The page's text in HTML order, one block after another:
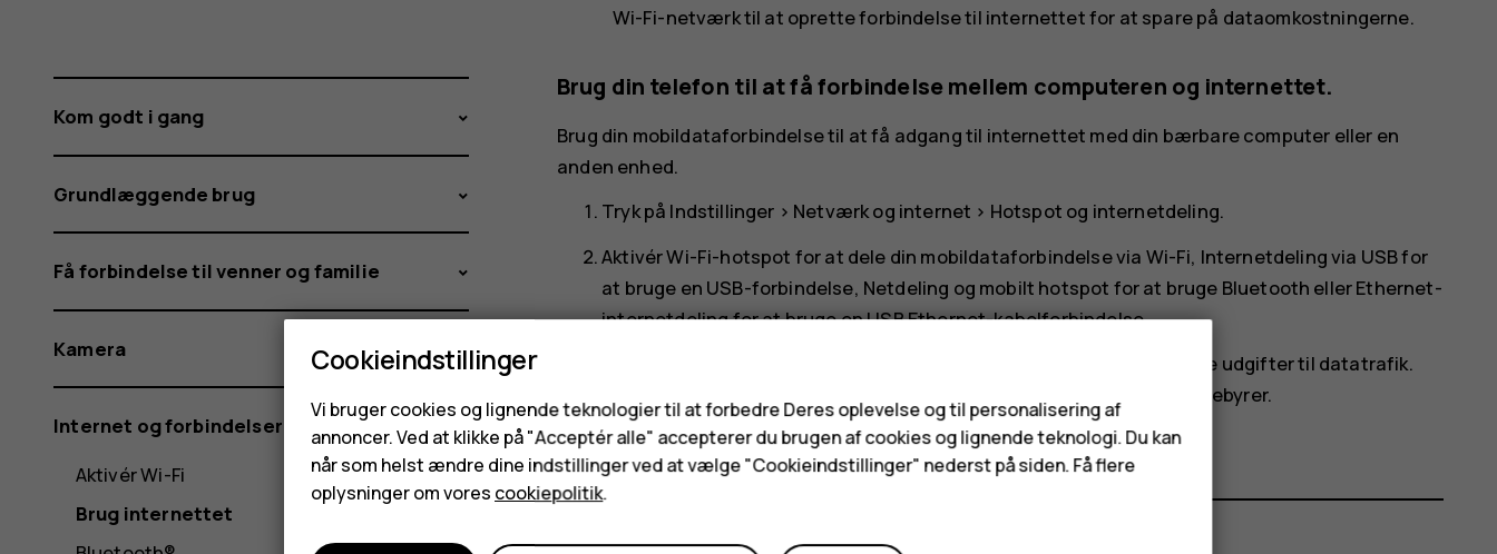
Wi-Fi-netværk til at oprette forbindelse til internettet for at spare på dataomkostningerne.
Brug din telefon til at få forbindelse mellem computeren og internettet.
Brug din mobildataforbindelse til at få adgang til internettet med din bærbare computer eller en
anden enhed.
Tryk på Indstillinger > Netværk og internet > Hotspot og internetdeling.
AktivérWi-Fi-hotspot for at dele din mobildataforbindelse via Wi-Fi, Internetdeling via USBfor
at bruge en USB-forbindelse, Netdeling og mobilt hotspot for at bruge Bluetooth ellerEthernet-
internetdelingfor at bruge en USB Ethernet-kabelforbindelse.
Den anden enhed bruger data fra dit dataabonnement, og det kan medføre udgifter til datatrafik.
Kontakt din netværksudbyder for at få oplysninger om tilgængelighed og gebyrer.
Kom godt i gang
Grundlæggende brug
Få forbindelse til venner og familie
Kamera
Internet og forbindelser
Aktivér Wi-Fi
Brug internettet
Cookieindstillinger
Vi bruger cookies og lignende teknologier til at forbedre Deres oplevelse og til personalisering af
annoncer. Ved at klikke på "Acceptér alle" accepterer du brugen af cookies og lignende teknologi. Du kan
når som helst ændre dine indstillinger ved at vælge "Cookieindstillinger" nederst på siden. Få flere
oplysninger om vores cookiepolitik.